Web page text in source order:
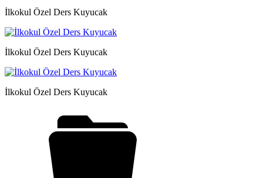
İlkokul Özel Ders Kuyucak
İlkokul Özel Ders Kuyucak
İlkokul Özel Ders Kuyucak